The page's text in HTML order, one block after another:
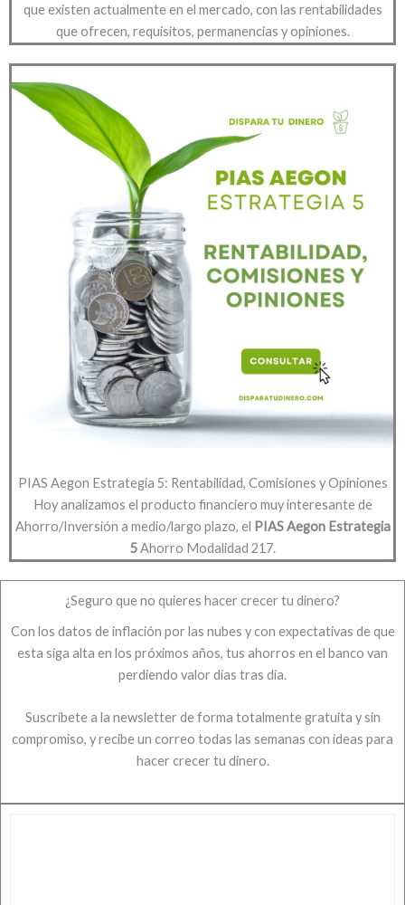
que existen actualmente en el mercado, con las rentabilidades
que ofrecen, requisitos, permanencias y opiniones.
PIAS Aegon Estrategia 5: Rentabilidad, Comisiones y Opiniones
Hoy analizamos el producto financiero muy interesante de
Ahorro/Inversión a medio/largo plazo, el PIAS Aegon Estrategia
5Ahorro Modalidad 217.
¿Seguro que no quieres hacer crecer tu dinero?
Con los datos de inflación por las nubes y con expectativas de que
esta siga alta en los próximos años, tus ahorros en el banco van
perdiendo valor días tras día.
Suscríbete a la newsletter de forma totalmente gratuita y sin
compromiso, y recibe un correo todas las semanas con ideas para
hacer crecer tu dinero.